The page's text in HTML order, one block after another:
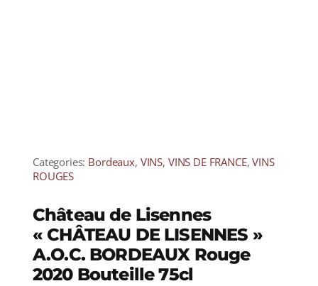
Categories: Bordeaux, VINS, VINS DE FRANCE,VINS
ROUGES
Château de Lisennes
« CHÂTEAU DE LISENNES »
A.O.C. BORDEAUX Rouge
2020 Bouteille 75cl